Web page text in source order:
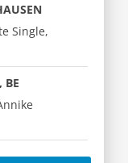
Single,
BE